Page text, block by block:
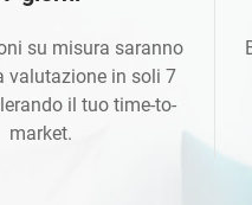
su misura saranno
valutazione in soli 7
il tuo time-to-
market.